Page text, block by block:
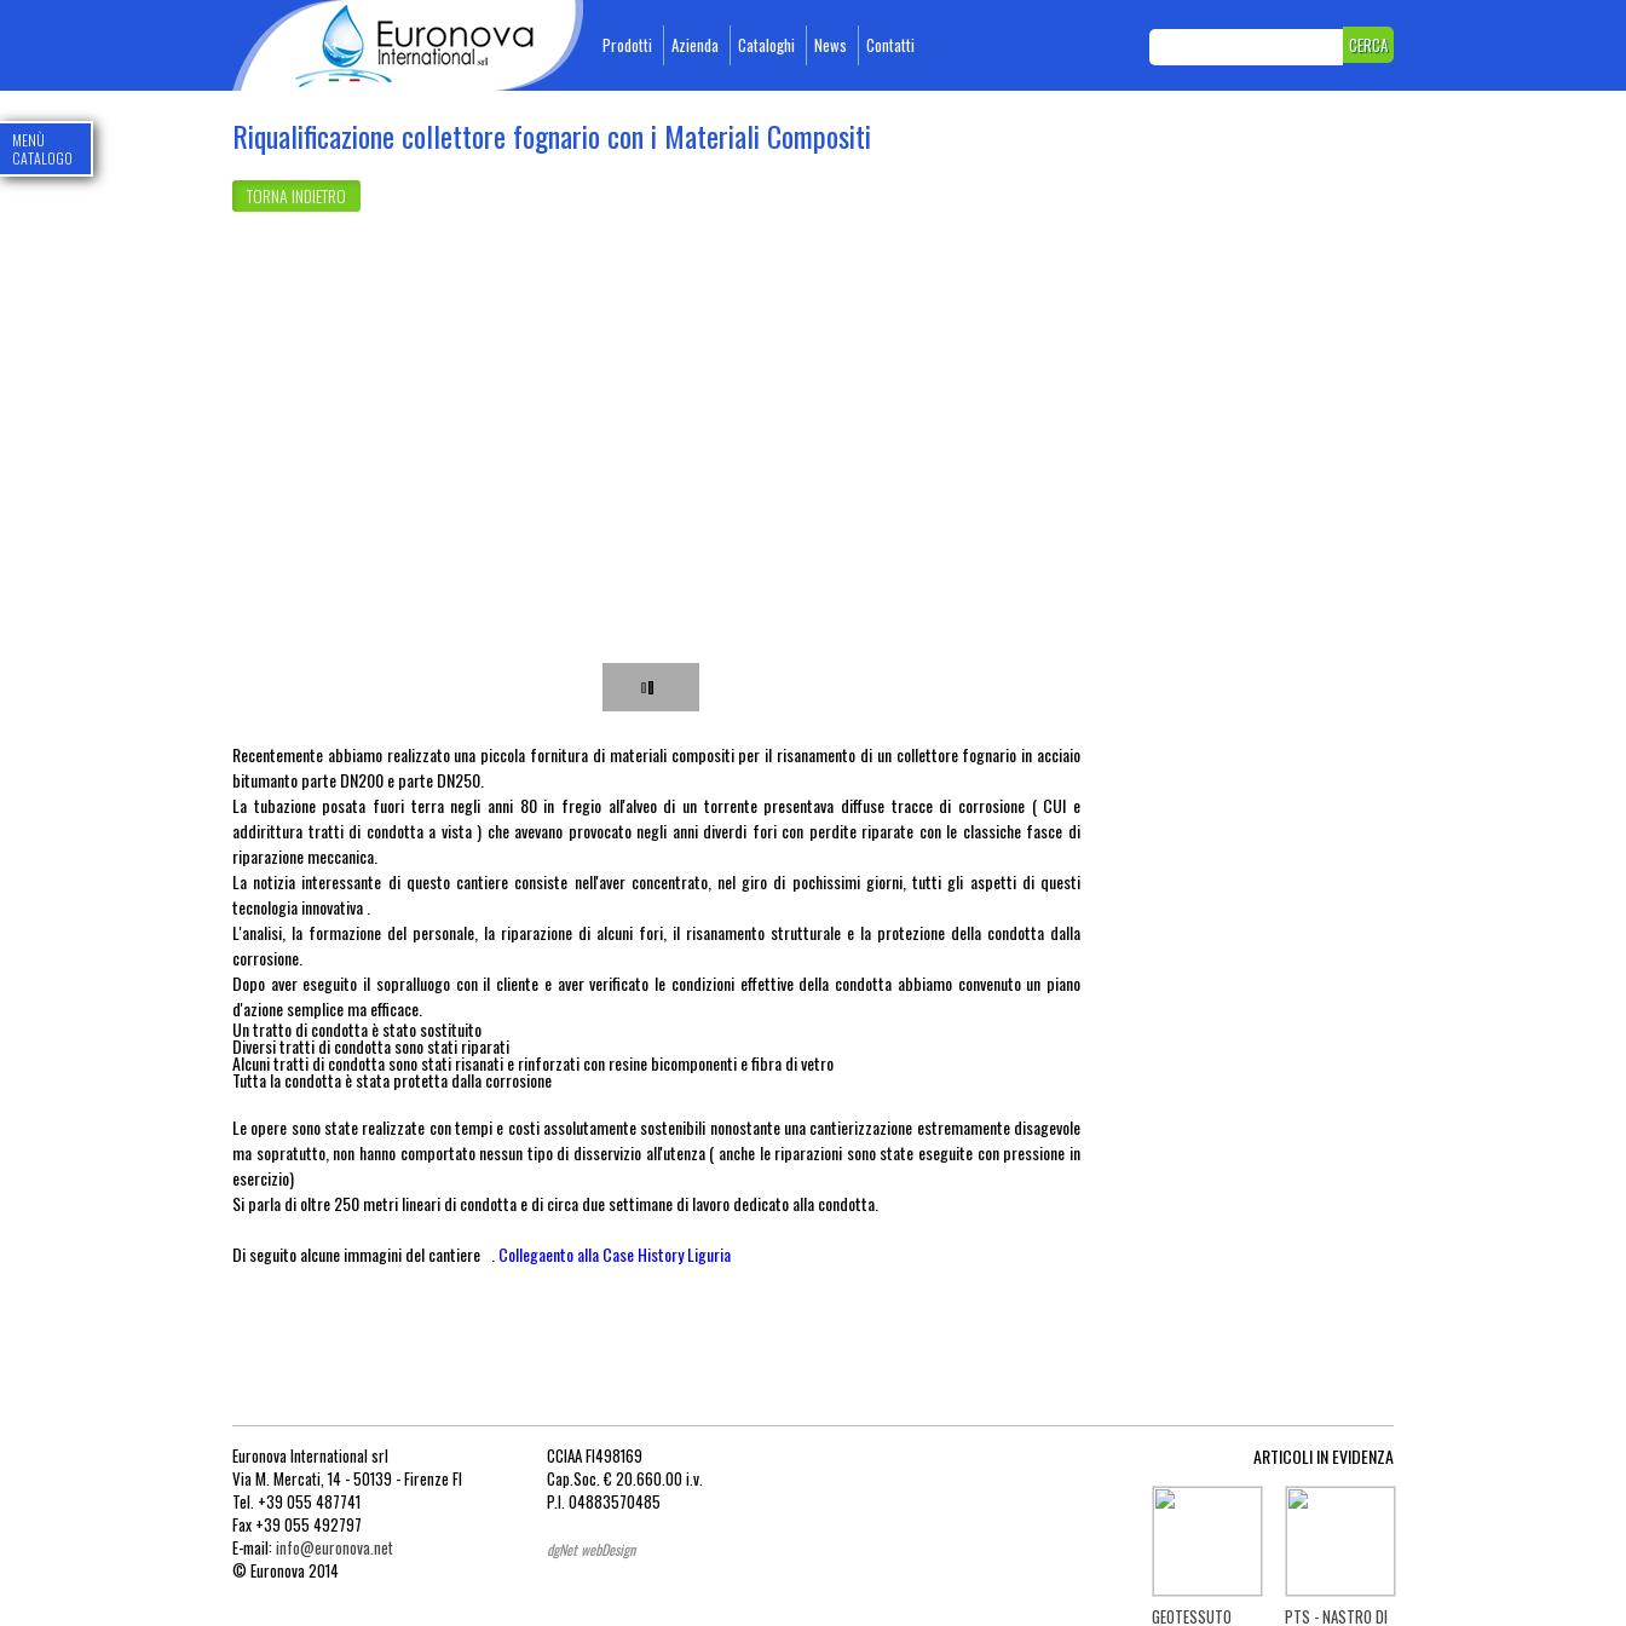
Prodotti Azienda Cataloghi News Contatti
Riqualificazione collettore fognario con i Materiali Compositi
TORNA INDIETRO
Recentemente abbiamo realizzato una piccola fornitura di materiali compositi per il risanamento di un collettore fognario in acciaio
bitumanto parte DN200 e parte DN250.
La tubazione posata fuori terra negli anni 80 in fregio all'alveo di un torrente presentava diffuse tracce di corrosione ( CUI e
addirittura tratti di condotta a vista ) che avevano provocato negli anni diverdi fori con perdite riparate con le classiche fasce di
riparazione meccanica.
La notizia interessante di questo cantiere consiste nell'aver concentrato, nel giro di pochissimi giorni, tutti gli aspetti di questi
tecnologia innovativa .
L'analisi, la formazione del personale, la riparazione di alcuni fori, il risanamento strutturale e la protezione della condotta dalla
corrosione.
Dopo aver eseguito il sopralluogo con il cliente e aver verificato le condizioni effettive della condotta abbiamo convenuto un piano
d'azione semplice ma efficace.
Un tratto di condotta è stato sostituito
Diversi tratti di condotta sono stati riparati
Alcuni tratti di condotta sono stati risanati e rinforzati con resine bicomponenti e fibra di vetro
Tutta la condotta è stata protetta dalla corrosione
Le opere sono state realizzate con tempi e costi assolutamente sostenibili nonostante una cantierizzazione estremamente disagevole
ma sopratutto, non hanno comportato nessun tipo di disservizio all'utenza ( anche le riparazioni sono state eseguite con pressione in
esercizio)
Si parla di oltre 250 metri lineari di condotta e di circa due settimane di lavoro dedicato alla condotta.
Di seguito alcune immagini del cantiere .
Collegaento alla Case History Liguria
Euronova International srl
Via M. Mercati, 14 - 50139 - Firenze FI
Tel. +39 055 487741
Fax +39 055 492797
E-mail:info@euronova.net
© Euronova 2014
CCIAA FI498169
Cap.Soc. € 20.660.00 i.v.
P.I. 04883570485
dgNet webDesign
ARTICOLI IN EVIDENZA
PTS - NASTRO DI
GEOTESSUTO
MENÙ
CATALOGO